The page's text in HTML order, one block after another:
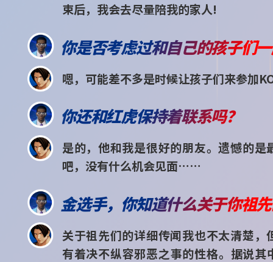
束后，我会去尽量陪我的家人!
你是否考虑过和自己的孩子们
嗯，可能差不多是时候让孩子们来参加
你还和红虎保持着联系吗？
是的，他和我是很好的朋友。遗憾的是
吧，没有什么机会见面……
金选手，你知道什么关于你祖
关于祖先们的详细传闻我也不太清楚，
有着决不纵容邪恶之事的性格。据说其